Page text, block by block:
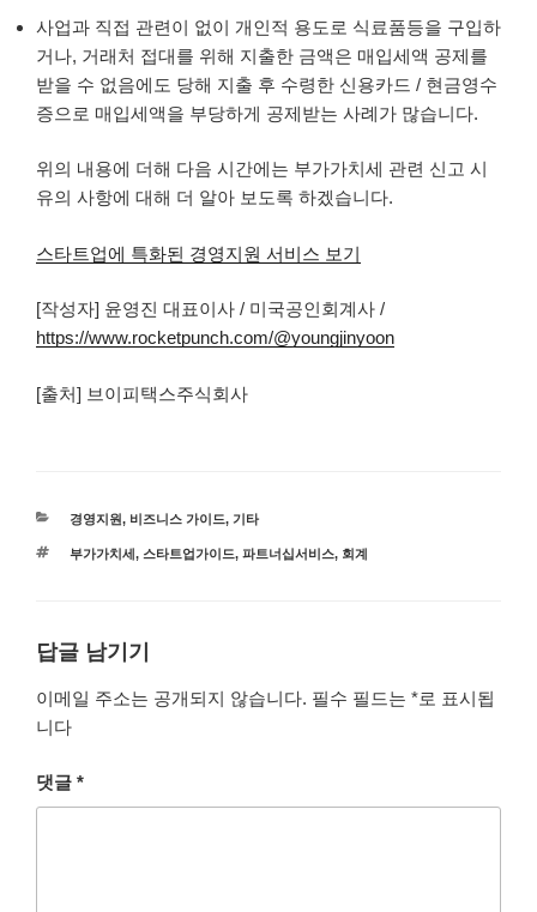
사업과 직접 관련이 없이 개인적 용도로 식료품등을 구입하
거나, 거래처 접대를 위해 지출한 금액은 매입세액 공제를
받을 수 없음에도 당해 지출 후 수령한 신용카드 / 현금영수
증으로 매입세액을 부당하게 공제받는 사례가 많습니다.
위의 내용에 더해 다음 시간에는 부가가치세 관련 신고 시
유의 사항에 대해 더 알아 보도록 하겠습니다.
스타트업에 특화된 경영지원 서비스 보기
[작성자] 윤영진 대표이사 / 미국공인회계사 /
https://www.rocketpunch.com/@youngjinyoon
[출처] 브이피택스주식회사
카
고
경영지원, 비즈니스 가이드, 기타
태
부가가치세, 스타트업가이드, 파트너십서비스, 회계
답글 남기기
이메일 주소는 공개되지 않습니다. 필수 필드는 *로 표시됩
니다
댓글 *